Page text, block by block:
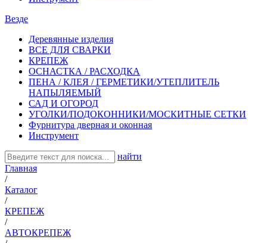
Везде
Деревянные изделия
ВСЕ ДЛЯ СВАРКИ
КРЕПЕЖ
ОСНАСТКА / РАСХОДКА
ПЕНА / КЛЕЯ / ГЕРМЕТИКИ/УТЕПЛИТЕЛЬ
НАПЫЛЯЕМЫЙ
САД И ОГОРОД
УГОЛКИ/ПОДОКОННИКИ/МОСКИТНЫЕ СЕТКИ
Фурнитура дверная и оконная
Инструмент
найти
Главная
/
Каталог
/
КРЕПЕЖ
/
АВТОКРЕПЕЖ